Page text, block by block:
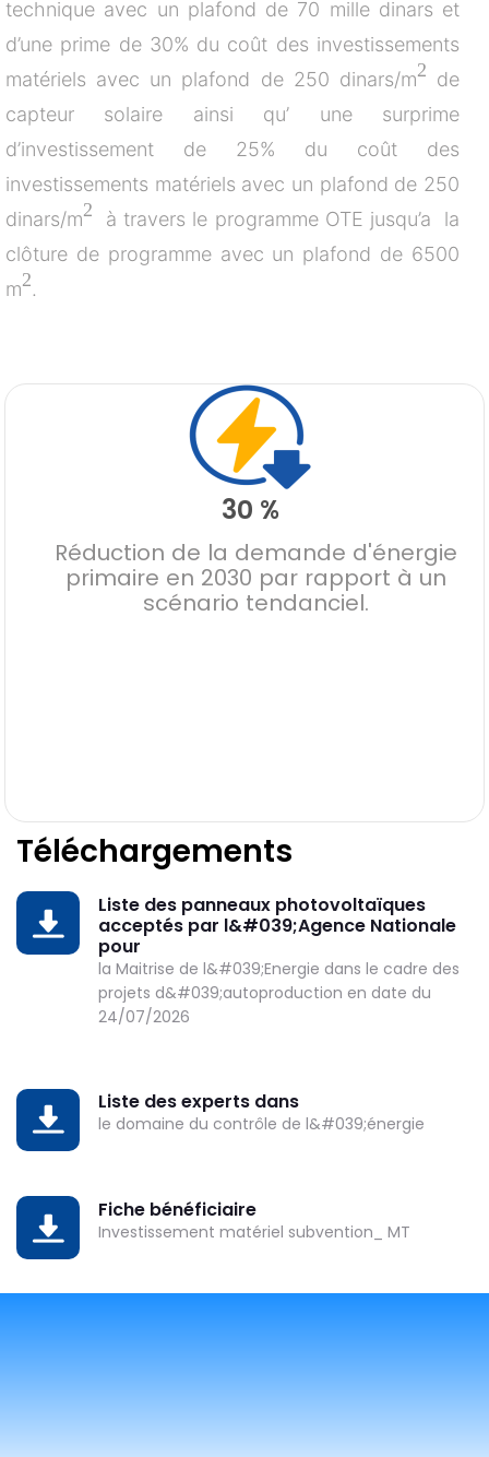
technique avec un plafond de 70 mille dinars et
d’une prime de 30% du coût des investissements
matériels avec un plafond de 250 dinars/m2 de
capteur solaire ainsi qu’ une surprime
d’investissement de 25% du coût des
investissements matériels avec un plafond de 250
dinars/m2 à travers le programme OTE jusqu’a la
clôture de programme avec un plafond de 6500
m2.
30 %
Réduction de la demande d'énergie
primaire en 2030 par rapport à un
scénario tendanciel.
Téléchargements
DOWNLOADListe des panneaux photovoltaïques
acceptés par l&#039;Agence Nationale
pour
la Maitrise de l&#039;Energie dans le cadre des
projets d&#039;autoproduction en date du
24/07/2026
DOWNLOADListe des experts dans
le domaine du contrôle de l&#039;énergie
DOWNLOADFiche bénéficiaire
Investissement matériel subvention_ MT
Bonjour 👋
Posez-moi des questions